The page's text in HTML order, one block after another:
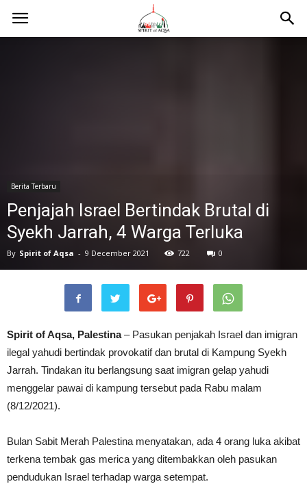
Berita Terbaru
Penjajah Israel Bertindak Brutal di
Syekh Jarrah, 4 Warga Terluka
By Spirit of Aqsa - 9 December 2021 722 0
Spirit of Aqsa, Palestina– Pasukan penjakah Israel dan imigran
ilegal yahudi bertindak provokatif dan brutal di Kampung Syekh
Jarrah. Tindakan itu berlangsung saat imigran gelap yahudi
menggelar pawai di kampung tersebut pada Rabu malam
(8/12/2021).
Bulan Sabit Merah Palestina menyatakan, ada 4 orang luka akibat
terkena tembak gas merica yang ditembakkan oleh pasukan
pendudukan Israel terhadap warga setempat.